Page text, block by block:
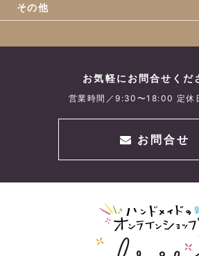
その他
お気軽にお問合せくだ
営業時間／9:30〜18:00 定休
お問合せ